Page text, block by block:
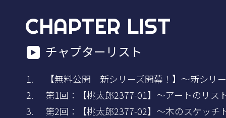
CHAPTER LIST
チャプターリスト
【無料公開 新シリーズ開幕！】～新シリ
第1回：【桃太郎2377-01】～アートのリス
第2回：【桃太郎2377-02】～木のスケッチ